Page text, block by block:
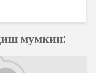
мумкин: